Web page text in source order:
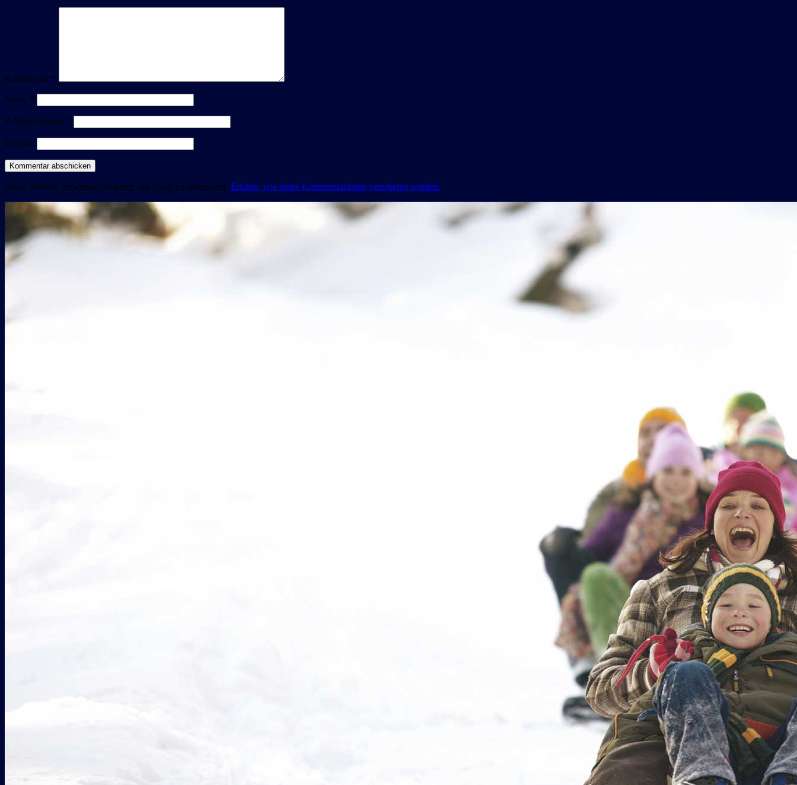
Kommentar *
Name *
E-Mail-Adresse *
Website
Diese Website verwendet Akismet, um Spam zu reduzieren. Erfahre, wie deine Kommentardaten verarbeitet werden.